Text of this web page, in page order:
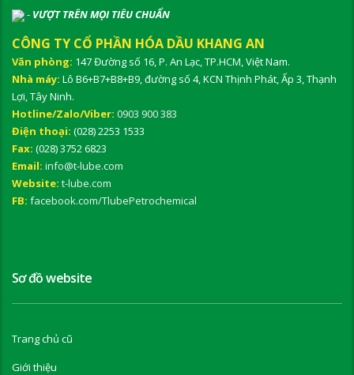
- VƯỢT TRÊN MỌI TIÊU CHUẨN
CÔNG TY CỔ PHẦN HÓA DẦU KHANG AN
Văn phòng: 147 Đường số 16, P. An Lạc, TP.HCM, Việt Nam.
Nhà máy: Lô B6+B7+B8+B9, đường số 4, KCN Thịnh Phát, Ấp 3, Thạnh
Lợi, Tây Ninh.
Hotline/Zalo/Viber: 0903 900 383
Điện thoại: (028) 2253 1533
Fax: (028) 3752 6823
Email: info@t-lube.com
Website: t-lube.com
FB: facebook.com/TlubePetrochemical
Sơ đồ website
Trang chủ cũ
Giới thiệu